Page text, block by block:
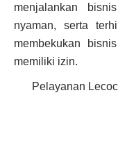
menjalankan
nyaman, serta
membekukan
memiliki izin.
Pelayanan